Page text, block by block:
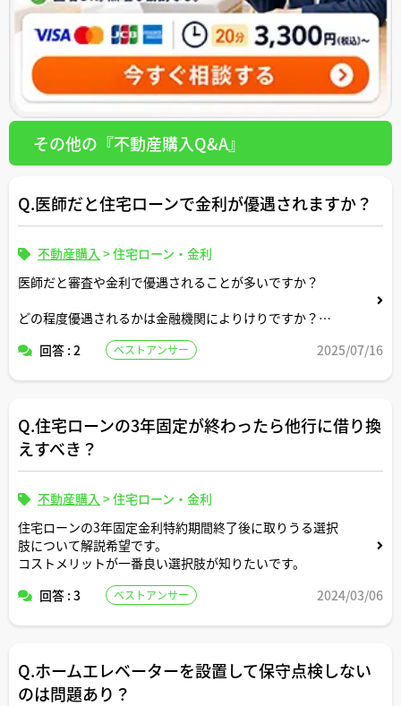
その他の『不動産購入Q&A』
Q.医師だと住宅ローンで金利が優遇されますか？
不動産購入 >住宅ローン・金利
医師だと審査や金利で優遇されることが多いですか？
どの程度優遇されるかは金融機関によりけりですか？
優遇度合いが高い金融機関をご存知であれば教えてくださ
回答 : 2 ベストアンサー 2025/07/16
Q.住宅ローンの3年固定が終わったら他行に借り換
えすべき？
不動産購入 >住宅ローン・金利
住宅ローンの3年固定金利特約期間終了後に取りうる選択
肢について解説希望です。
コストメリットが一番良い選択肢が知りたいです。
回答 : 3
ベストアンサー 2024/03/06
Q.ホームエレベーターを設置して保守点検しない
のは問題あり？